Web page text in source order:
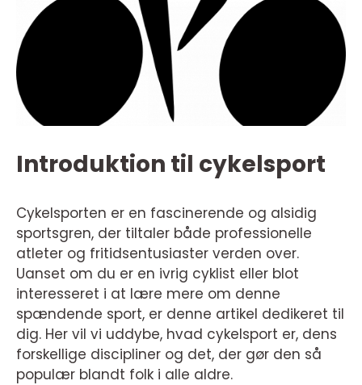
Introduktion til cykelsport
Cykelsporten er en fascinerende og alsidig
sportsgren, der tiltaler både professionelle
atleter og fritidsentusiaster verden over.
Uanset om du er en ivrig cyklist eller blot
interesseret i at lære mere om denne
spændende sport, er denne artikel dedikeret til
dig. Her vil vi uddybe, hvad cykelsport er, dens
forskellige discipliner og det, der gør den så
populær blandt folk i alle aldre.